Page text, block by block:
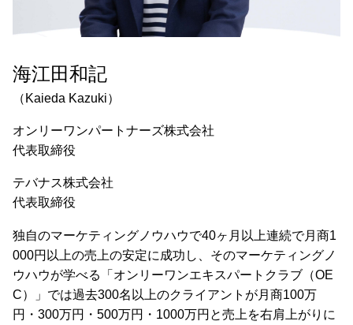
海江田和記
（Kaieda Kazuki）
オンリーワンパートナーズ株式会社
代表取締役
テバナス株式会社
代表取締役
独自のマーケティングノウハウで40ヶ月以上連続で月商1
000円以上の売上の安定に成功し、そのマーケティングノ
ウハウが学べる「オンリーワンエキスパートクラブ（OE
C）」では過去300名以上のクライアントが月商100万
円・300万円・500万円・1000万円と売上を右肩上がりに